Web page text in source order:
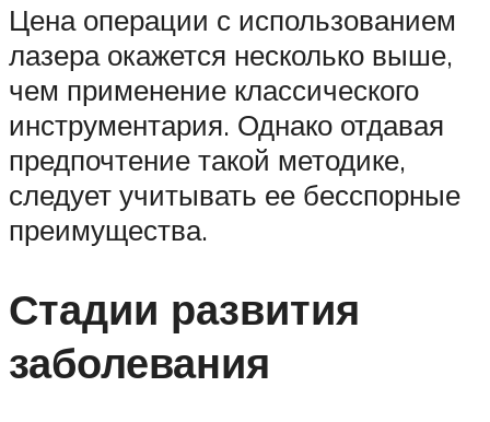
Цена операции с использованием
лазера окажется несколько выше,
чем применение классического
инструментария. Однако отдавая
предпочтение такой методике,
следует учитывать ее бесспорные
преимущества.
Стадии развития
заболевания